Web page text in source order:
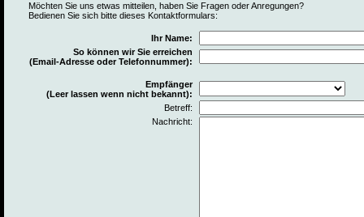
Möchten Sie uns etwas mitteilen, haben Sie Fragen oder Anregungen?
Bedienen Sie sich bitte dieses Kontaktformulars:
Ihr Name:
So können wir Sie erreichen
(Email-Adresse oder Telefonnummer):
Empfänger
(Leer lassen wenn nicht bekannt):
Betreff:
Nachricht: